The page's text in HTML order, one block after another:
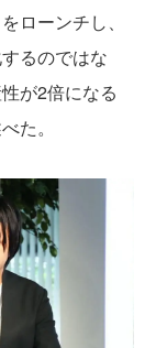
ローンチし、
るのではな
が2倍になる
た。